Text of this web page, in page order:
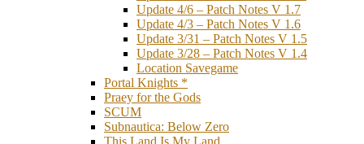
Update 4/6 – Patch Notes V 1.7
Update 4/3 – Patch Notes V 1.6
Update 3/31 – Patch Notes V 1.5
Update 3/28 – Patch Notes V 1.4
Location Savegame
Portal Knights *
Praey for the Gods
SCUM
Subnautica: Below Zero